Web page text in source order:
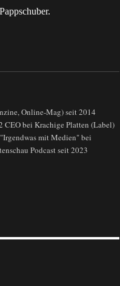
Online-Mag) seit 2014
bei Krachige Platten (Label)
mit Medien" bei
Podcast seit 2023